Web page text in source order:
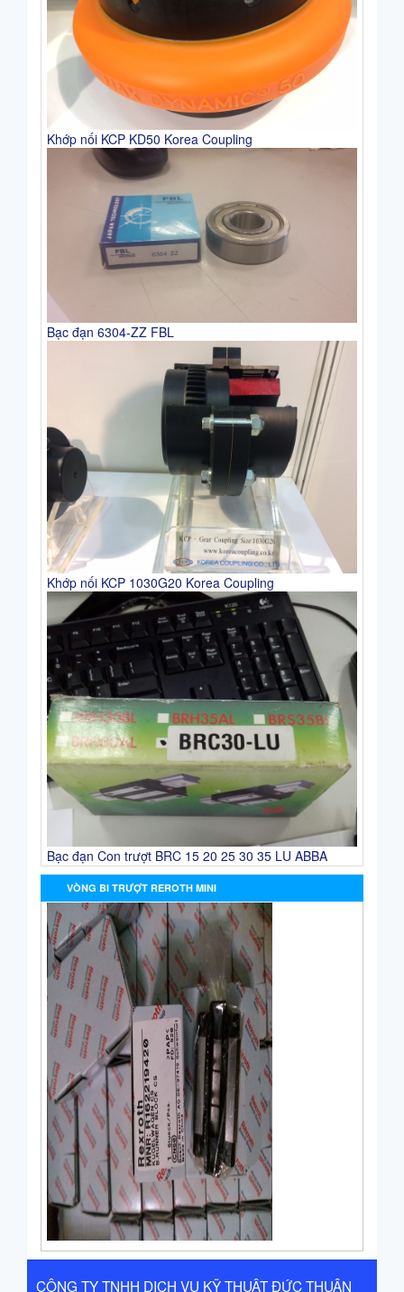
Khớp nối KCP KD50 Korea Coupling
Bạc đạn 6304-ZZ FBL
Khớp nối KCP 1030G20 Korea Coupling
Bạc đạn Con trượt BRC 15 20 25 30 35 LU ABBA
VÒNG BI TRƯỢT REROTH MINI
CÔNG TY TNHH DỊCH VỤ KỸ THUẬT ĐỨC THUẬN